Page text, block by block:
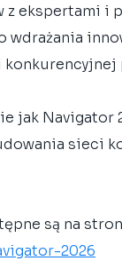
ekspertami i
wdrażania
jak
sieci
są na
2026